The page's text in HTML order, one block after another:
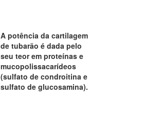
A potência da cartilagem
de tubarão é dada pelo
seu teor em proteínas e
mucopolissacarídeos
(sulfato de condroitina e
sulfato de glucosamina).